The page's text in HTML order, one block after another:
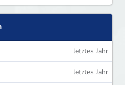
letztes Jahr
letztes Jahr